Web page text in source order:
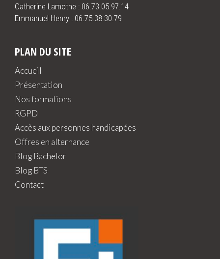
Catherine Lamothe : 06.73.05.97.14
Emmanuel Henry : 06.75.38.30.79
PLAN DU SITE
Accueil
Présentation
Nos formations
RGPD
Accès aux personnes handicapées
Offres en alternance
Blog Bachelor
Blog BTS
Contact